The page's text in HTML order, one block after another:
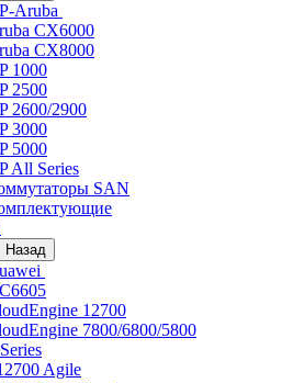
Aruba
CX6000
CX8000
1000
2500
2600/2900
3000
5000
All Series
SAN
Назад
12700
7800/6800/5800
Agile